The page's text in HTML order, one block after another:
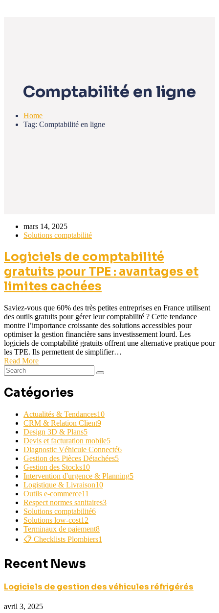
Comptabilité en ligne
Home
Tag: Comptabilité en ligne
mars 14, 2025
Solutions comptabilité
Logiciels de comptabilité
gratuits pour TPE : avantages et
limites cachées
Saviez-vous que 60% des très petites entreprises en France utilisent
des outils gratuits pour gérer leur comptabilité ? Cette tendance
montre l’importance croissante des solutions accessibles pour
optimiser la gestion financière sans investissement lourd. Les
logiciels de comptabilité gratuits offrent une alternative pratique pour
les TPE. Ils permettent de simplifier…
Read More
Catégories
Actualités & Tendances10
CRM & Relation Client9
Design 3D & Plans5
Devis et facturation mobile5
Diagnostic Véhicule Connecté6
Gestion des Pièces Détachées5
Gestion des Stocks10
Intervention d'urgence & Planning5
Logistique & Livraison10
Outils e-commerce11
Respect normes sanitaires3
Solutions comptabilité6
Solutions low-cost12
Terminaux de paiement8
📋 Checklists Plombiers1
Recent News
Logiciels de gestion des véhicules réfrigérés
avril 3, 2025